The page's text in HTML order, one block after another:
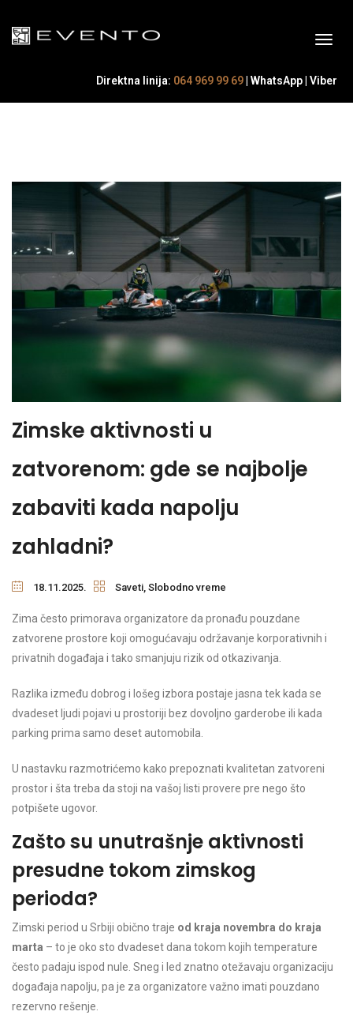
Direktna linija: 064 969 99 69 WhatsApp Viber
Zimske aktivnosti u
zatvorenom: gde se najbolje
zabaviti kada napolju
zahladni?
18.11.2025. Saveti Slobodno vreme
Zima često primorava organizatore da pronađu pouzdane
zatvorene prostore koji omogućavaju održavanje korporativnih i
privatnih događaja i tako smanjuju rizik od otkazivanja.
Razlika između dobrog i lošeg izbora postaje jasna tek kada se
dvadeset ljudi pojavi u prostoriji bez dovoljno garderobe ili kada
parking prima samo deset automobila.
U nastavku razmotrićemo kako prepoznati kvalitetan zatvoreni
prostor i šta treba da stoji na vašoj listi provere pre nego što
potpišete ugovor.
Zašto su unutrašnje aktivnosti
presudne tokom zimskog
perioda?
Zimski period u Srbiji obično traje od kraja novembra do kraja
marta – to je oko sto dvadeset dana tokom kojih temperature
često padaju ispod nule. Sneg i led znatno otežavaju organizaciju
događaja napolju, pa je za organizatore važno imati pouzdano
rezervno rešenje.